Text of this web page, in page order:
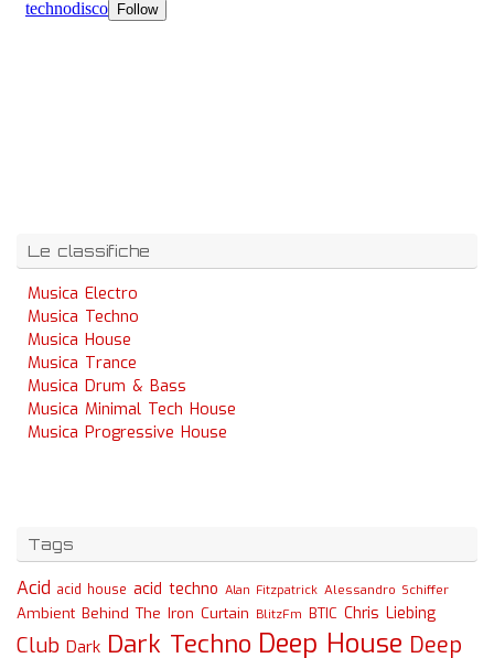
Le classifiche
Musica Electro
Musica Techno
Musica House
Musica Trance
Musica Drum & Bass
Musica Minimal Tech House
Musica Progressive House
Tags
Acid acid house acid techno Alan Fitzpatrick Alessandro Schiffer
Ambient Behind The Iron Curtain BlitzFm BTIC Chris Liebing
Club Dark Dark Techno Deep House Deep